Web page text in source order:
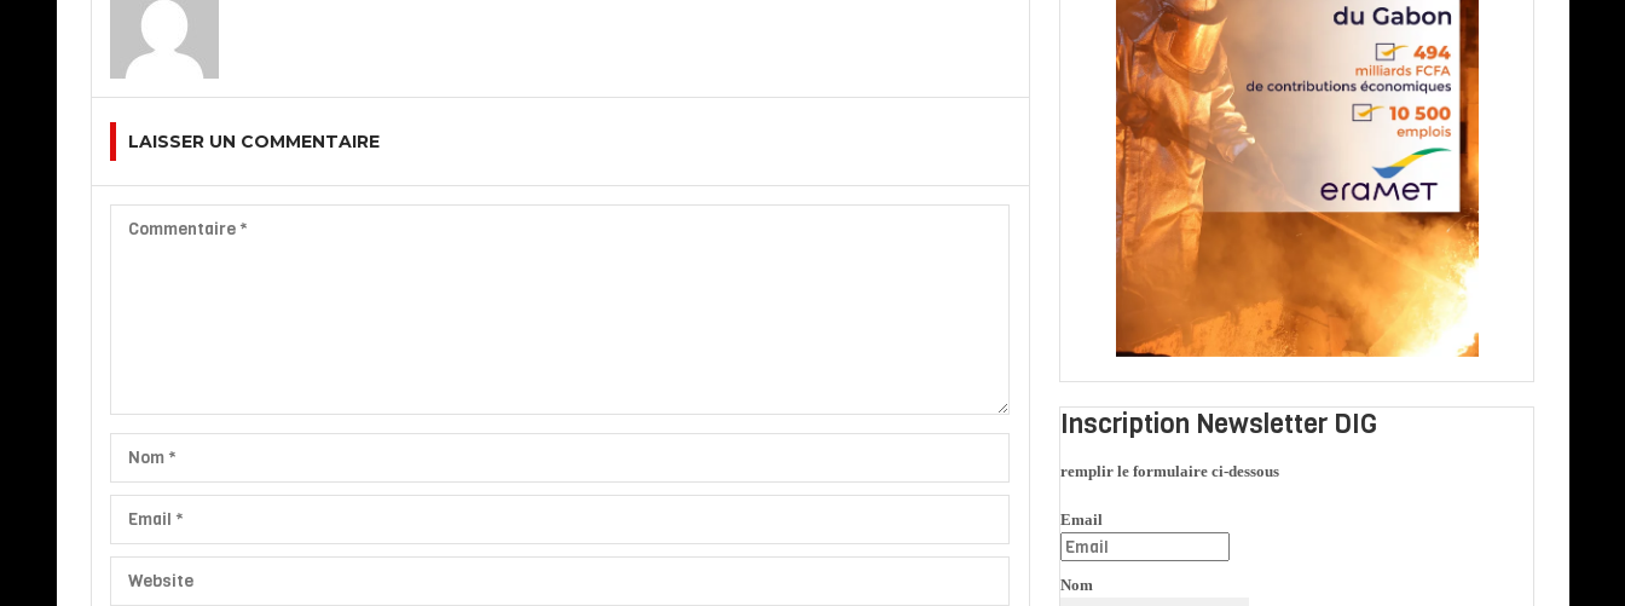
LAISSER UN COMMENTAIRE
Inscription Newsletter DIG
remplir le formulaire ci-dessous
Email
Nom